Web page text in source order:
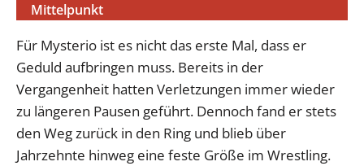
Mittelpunkt
Für Mysterio ist es nicht das erste Mal, dass er
Geduld aufbringen muss. Bereits in der
Vergangenheit hatten Verletzungen immer wieder
zu längeren Pausen geführt. Dennoch fand er stets
den Weg zurück in den Ring und blieb über
Jahrzehnte hinweg eine feste Größe im Wrestling.